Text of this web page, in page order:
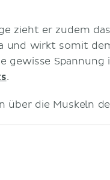
zieht er zudem
und wirkt somit
gewisse Spannung
.
über die Muskeln